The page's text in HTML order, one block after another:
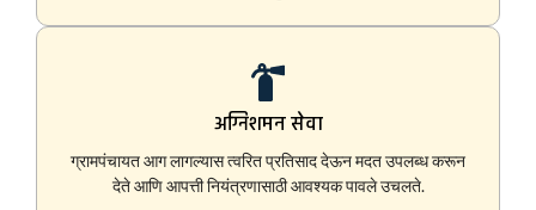
अग्निशमन सेवा
ग्रामपंचायत आग लागल्यास त्वरित प्रतिसाद देऊन मदत उपलब्ध करून
देते आणि आपत्ती नियंत्रणासाठी आवश्यक पावले उचलते.